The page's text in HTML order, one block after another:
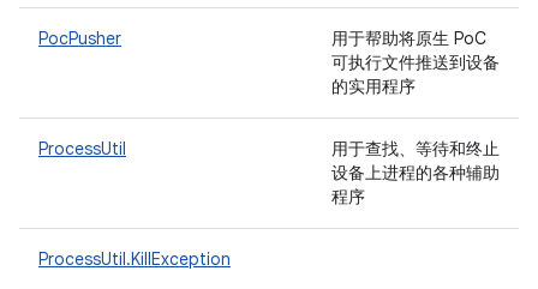
PocPusher
用于帮助将原生 PoC
可执行文件推送到设备
的实用程序
ProcessUtil
用于查找、等待和终止
设备上进程的各种辅助
程序
ProcessUtil.KillException